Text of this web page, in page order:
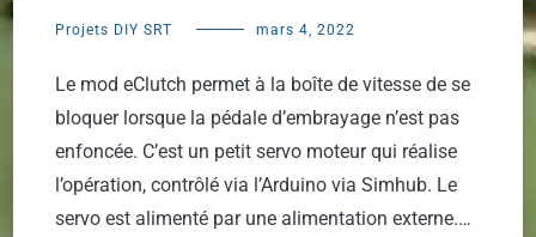
Projets DIY SRT mars 4, 2022
Le mod eClutch permet à la boîte de vitesse de se
bloquer lorsque la pédale d’embrayage n’est pas
enfoncée. C’est un petit servo moteur qui réalise
l’opération, contrôlé via l’Arduino via Simhub. Le
servo est alimenté par une alimentation externe.…